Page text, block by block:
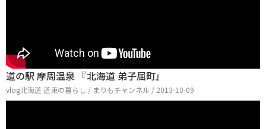
道の駅 摩周温泉 『北海道 弟子屈町』
vlog北海道 道東の暮らし / まりもチャンネル / 2013-10-09